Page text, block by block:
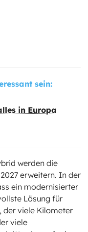
sein:
in Europa
werden die
erweitern. In der
ein modernisierter
Lösung für
der viele Kilometer
viele